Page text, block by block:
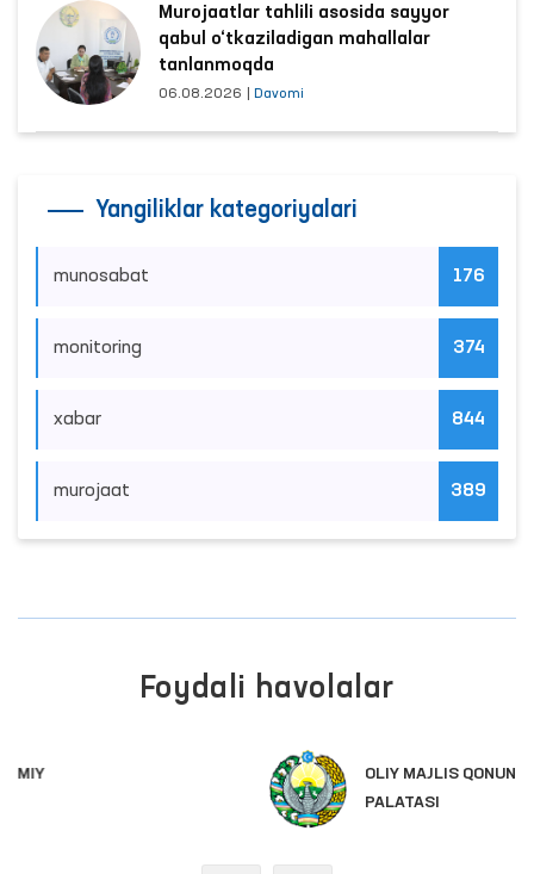
Murojaatlar tahlili asosida sayyor
qabul o‘tkaziladigan mahallalar
tanlanmoqda
06.08.2026 Davomi
Yangiliklar kategoriyalari
munosabat 176
monitoring 374
xabar 844
murojaat 389
Foydali havolalar
OLIY MAJLIS QONUNCHILIK
PALATASI